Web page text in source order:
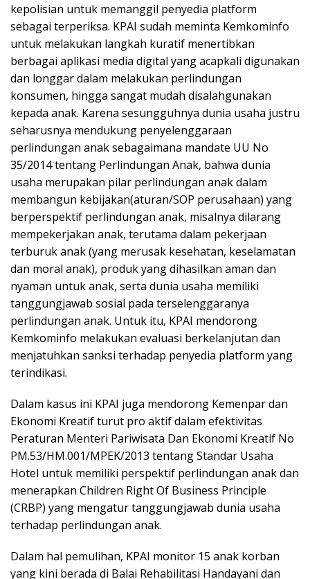
kepolisian untuk memanggil penyedia platform
sebagai terperiksa. KPAI sudah meminta Kemkominfo
untuk melakukan langkah kuratif menertibkan
berbagai aplikasi media digital yang acapkali digunakan
dan longgar dalam melakukan perlindungan
konsumen, hingga sangat mudah disalahgunakan
kepada anak. Karena sesungguhnya dunia usaha justru
seharusnya mendukung penyelenggaraan
perlindungan anak sebagaimana mandate UU No
35/2014 tentang Perlindungan Anak, bahwa dunia
usaha merupakan pilar perlindungan anak dalam
membangun kebijakan(aturan/SOP perusahaan) yang
berperspektif perlindungan anak, misalnya dilarang
mempekerjakan anak, terutama dalam pekerjaan
terburuk anak (yang merusak kesehatan, keselamatan
dan moral anak), produk yang dihasilkan aman dan
nyaman untuk anak, serta dunia usaha memiliki
tanggungjawab sosial pada terselenggaranya
perlindungan anak. Untuk itu, KPAI mendorong
Kemkominfo melakukan evaluasi berkelanjutan dan
menjatuhkan sanksi terhadap penyedia platform yang
terindikasi.
Dalam kasus ini KPAI juga mendorong Kemenpar dan
Ekonomi Kreatif turut pro aktif dalam efektivitas
Peraturan Menteri Pariwisata Dan Ekonomi Kreatif No
PM.53/HM.001/MPEK/2013 tentang Standar Usaha
Hotel untuk memiliki perspektif perlindungan anak dan
menerapkan Children Right Of Business Principle
(CRBP) yang mengatur tanggungjawab dunia usaha
terhadap perlindungan anak.
Dalam hal pemulihan, KPAI monitor 15 anak korban
yang kini berada di Balai Rehabilitasi Handayani dan